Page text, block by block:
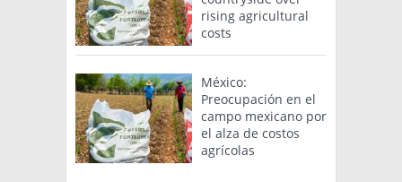
rising agricultural
costs
México:
Preocupación en el
campo mexicano por
el alza de costos
agrícolas